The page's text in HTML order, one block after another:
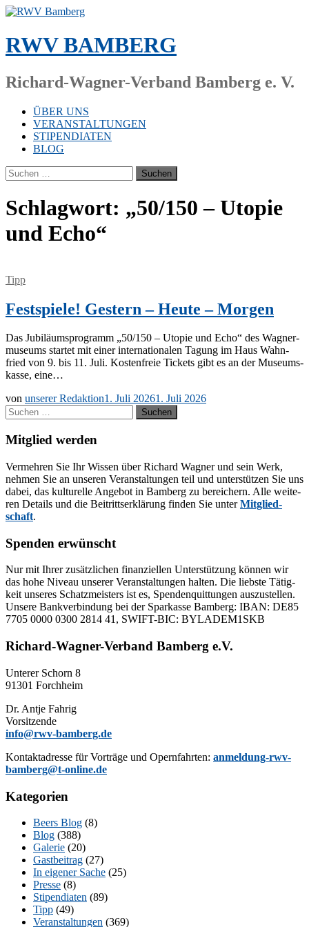
Zum
springen
RWV BAMBERG
Richard-Wagner-Verband Bamberg e. V.
ÜBER UNS
VERANSTALTUNGEN
STIPENDIATEN
BLOG
Suchen
nach:
Schlagwort: „50/150 – Utopie
und Echo“
Tipp
Festspiele! Gestern – Heute – Morgen
Das Ju­bi­lä­ums­pro­gramm „50/150 – Uto­pie und Echo“ des Wag­ner­
mu­se­ums star­tet mit ei­ner in­ter­na­tio­na­len Ta­gung im Haus Wahn­
fried von 9. bis 11. Juli. Kos­ten­freie Ti­ckets gibt es an der Mu­se­ums­
kas­se, eine…
von unserer Redaktion1. Juli 20261. Juli 2026
Suchen
nach:
Mitglied werden
Ver­meh­ren Sie Ihr Wis­sen über Ri­chard Wag­ner und sein Werk,
neh­men Sie an un­se­ren Ver­an­stal­tun­gen teil und un­ter­stüt­zen Sie uns
da­bei, das kul­tu­rel­le An­ge­bot in Bam­berg zu be­rei­chern. Alle wei­te­
ren De­tails und die Bei­tritts­er­klä­rung fin­den Sie un­terMit­glied­
schaft.
Spenden erwünscht
Nur mit Ih­rer zu­sätz­li­chen fi­nan­zi­el­len Un­ter­stüt­zung kön­nen wir
das hohe Ni­veau un­se­rer Ver­an­stal­tun­gen hal­ten. Die liebs­te Tä­tig­
keit un­se­res Schatz­meis­ters ist es, Spen­den­quit­tun­gen aus­zu­stel­len.
Un­se­re Bank­ver­bin­dung bei der Spar­kas­se Bam­berg: IBAN: DE85
7705 0000 0300 2814 41, SWIFT-BIC: BYLADEM1SKB
Richard-Wagner-Verband Bamberg e.V.
Un­te­rer Schorn 8
91301 Forchheim
Dr. Ant­je Fahrig
Vorsitzende
info@rwv-bamberg.de
Kon­takt­adres­se für Vor­trä­ge und Opern­fahr­ten: anmeldung-rwv-
bamberg@t-online.de
Kategorien
Beers Blog (8)
Blog (388)
Galerie (20)
Gastbeitrag (27)
In eigener Sache (25)
Presse (8)
Stipendiaten (89)
Tipp (49)
Veranstaltungen (369)